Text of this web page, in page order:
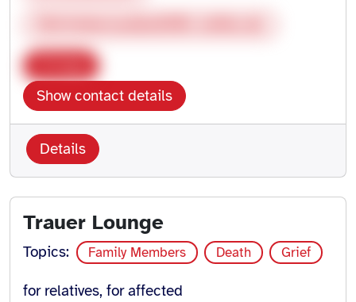
Show contact details
Details
Trauer Lounge
Topics: Family Members Death Grief
for relatives, for affected